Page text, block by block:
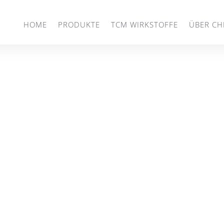
HOME PRODUKTE TCM WIRKSTOFFE ÜBER